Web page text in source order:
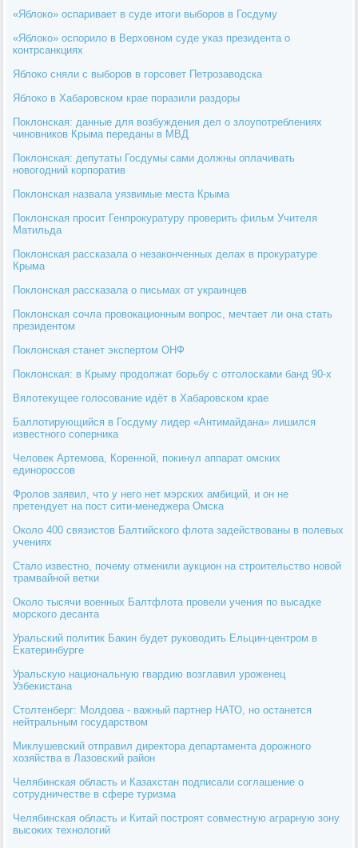
«Яблоко» оспаривает в суде итоги выборов в Госдуму
«Яблоко» оспорило в Верховном суде указ президента о
контрсанкциях
Яблоко сняли с выборов в горсовет Петрозаводска
Яблоко в Хабаровском крае поразили раздоры
Поклонская: данные для возбуждения дел о злоупотреблениях
чиновников Крыма переданы в МВД
Поклонская: депутаты Госдумы сами должны оплачивать
новогодний корпоратив
Поклонская назвала уязвимые места Крыма
Поклонская просит Генпрокуратуру проверить фильм Учителя
Матильда
Поклонская рассказала о незаконченных делах в прокуратуре
Крыма
Поклонская рассказала о письмах от украинцев
Поклонская сочла провокационным вопрос, мечтает ли она стать
президентом
Поклонская станет экспертом ОНФ
Поклонская: в Крыму продолжат борьбу с отголосками банд 90-х
Вялотекущее голосование идёт в Хабаровском крае
Баллотирующийся в Госдуму лидер «Антимайдана» лишился
известного соперника
Человек Артемова, Коренной, покинул аппарат омских
единороссов
Фролов заявил, что у него нет мэрских амбиций, и он не
претендует на пост сити-менеджера Омска
Около 400 связистов Балтийского флота задействованы в полевых
учениях
Стало известно, почему отменили аукцион на строительство новой
трамвайной ветки
Около тысячи военных Балтфлота провели учения по высадке
морского десанта
Уральский политик Бакин будет руководить Ельцин-центром в
Екатеринбурге
Уральскую национальную гвардию возглавил уроженец
Узбекистана
Столтенберг: Молдова - важный партнер НАТО, но останется
нейтральным государством
Миклушевский отправил директора департамента дорожного
хозяйства в Лазовский район
Челябинская область и Казахстан подписали соглашение о
сотрудничестве в сфере туризма
Челябинская область и Китай построят совместную аграрную зону
высоких технологий